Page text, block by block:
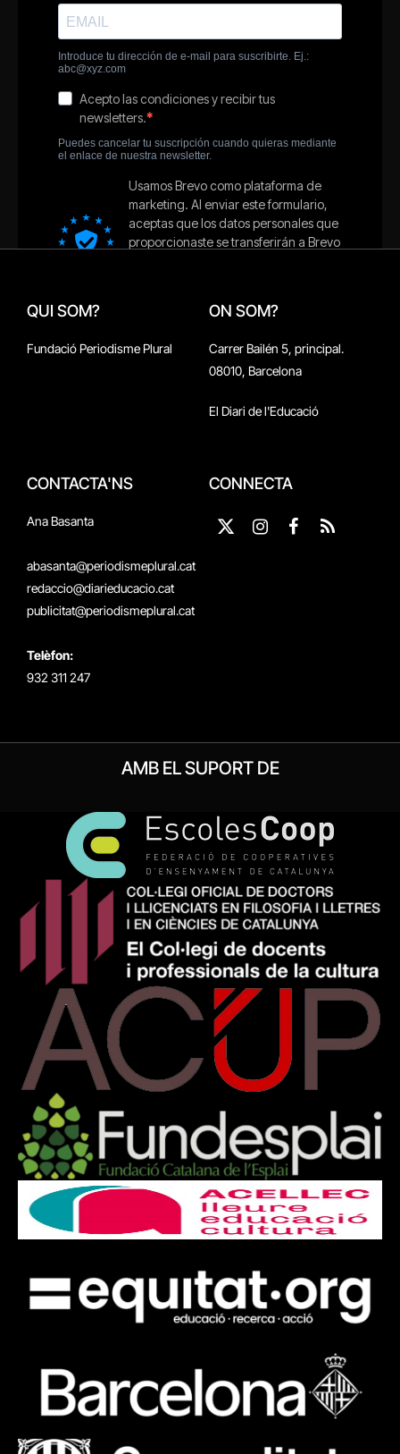
QUI SOM?
Fundació Periodisme Plural
ON SOM?
Carrer Bailén 5, principal.
08010, Barcelona
El Diari de l'Educació
CONTACTA'NS
Ana Basanta
abasanta@periodismeplural.cat
redaccio@diarieducacio.cat
publicitat@periodismeplural.cat
Telèfon:
932 311 247
CONNECTA
X
InstagramFacebook
RSS
AMB EL SUPORT DE